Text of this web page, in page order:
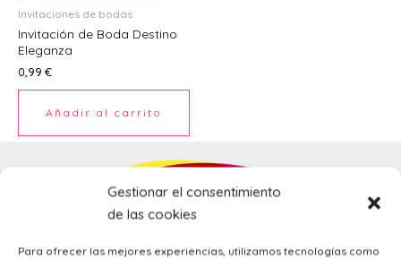
Gestionar el consentimiento
de las cookies
Para ofrecer las mejores experiencias, utilizamos tecnologías como
Invitaciones de bodas
Invitación de Boda Destino
Eleganza
0,99 €
Añadir al carrito